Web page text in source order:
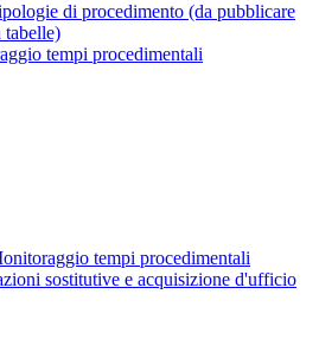
di procedimento (da pubblicare
tabelle)
tempi procedimentali
tempi procedimentali
sostitutive e acquisizione d'ufficio